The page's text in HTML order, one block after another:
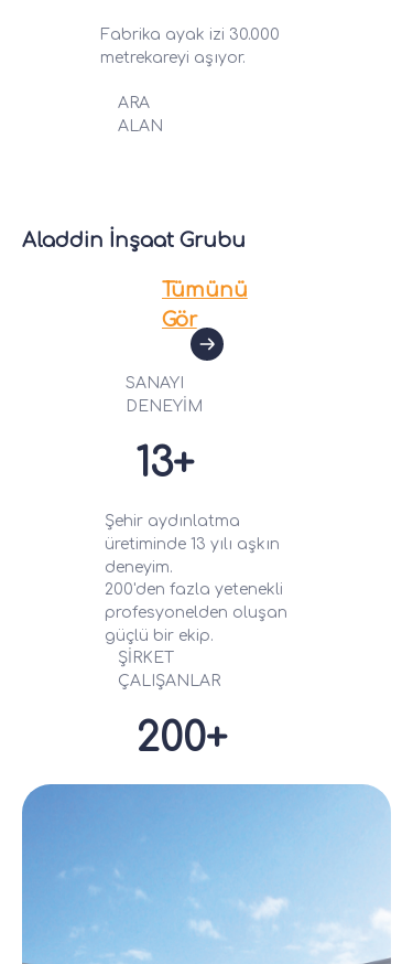
Aladdin İnşaat Grubu
ARA
ALAN
13+
SANAYI
DENEYİM
200+
ŞİRKET
ÇALIŞANLAR
Tümünü
Gör
Fabrika ayak izi 30.000
metrekareyi aşıyor.
200'den fazla yetenekli
profesyonelden oluşan
güçlü bir ekip.
Şehir aydınlatma
üretiminde 13 yılı aşkın
deneyim.